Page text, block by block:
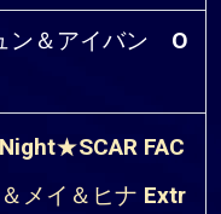
ン＆アイバン O
FAC
メイ＆ヒナ Extr